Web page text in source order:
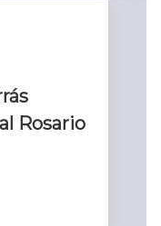
Rosario